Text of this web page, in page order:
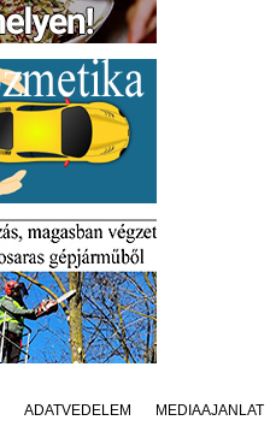
ADATVÉDELEM MÉDIAAJÁNLAT